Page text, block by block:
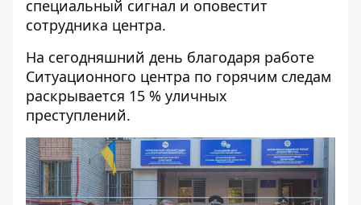
специальный сигнал и оповестит
сотрудника центра.
На сегодняшний день благодаря работе
Ситуационного центра по горячим следам
раскрывается 15 % уличных
преступлений.